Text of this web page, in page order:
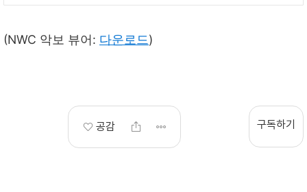
(NWC 악보 뷰어: 다운로드)
공감 구독하기